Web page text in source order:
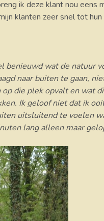
ik deze klant nou
klanten zeer snel tot
wat de natuur
naar buiten te gaan,
die plek opvalt en wat
Ik geloof niet dat ik
uitsluitend te voelen
lang alleen maar